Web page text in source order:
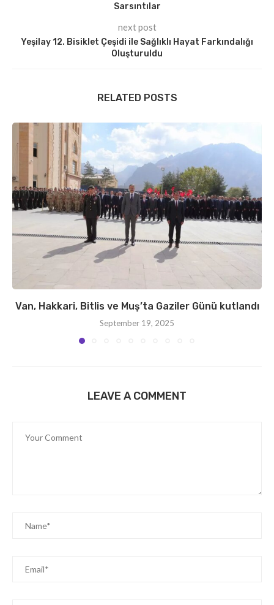
Sarsıntılar
next post
Yeşilay 12. Bisiklet Çeşidi ile Sağlıklı Hayat Farkındalığı
Oluşturuldu
RELATED POSTS
Van, Hakkari, Bitlis ve Muş’ta Gaziler Günü kutlandı
September 19, 2025
LEAVE A COMMENT